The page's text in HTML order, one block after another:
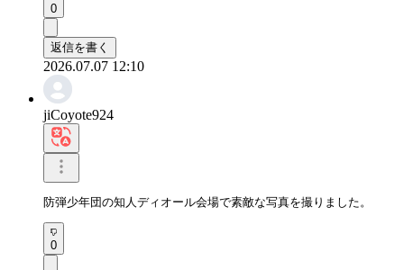
0
返信を書く
2026.07.07 12:10
jiCoyote924
防弾少年団の知人ディオール会場で素敵な写真を撮りました。
0